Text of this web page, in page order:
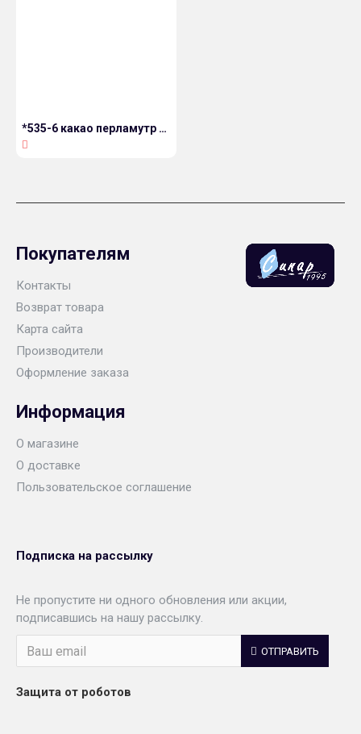
*535-6 какао перламутр 2 категория
Покупателям
Контакты
Возврат товара
Карта сайта
Производители
Оформление заказа
Информация
О магазине
О доставке
Пользовательское соглашение
Подписка на рассылку
Не пропустите ни одного обновления или акции,
подписавшись на нашу рассылку.
ОТПРАВИТЬ
Защита от роботов